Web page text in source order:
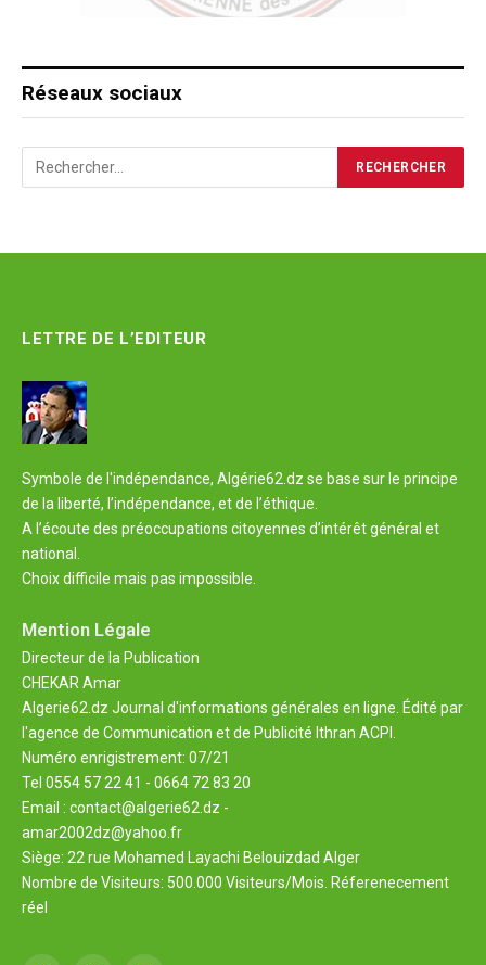
Réseaux sociaux
LETTRE DE L’EDITEUR
Symbole de l'indépendance, Algérie62.dz se base sur le principe
de la liberté, l’indépendance, et de l’éthique.
A l’écoute des préoccupations citoyennes d’intérêt général et
national.
Choix difficile mais pas impossible.
Mention Légale
Directeur de la Publication
CHEKAR Amar
Algerie62.dz Journal d'informations générales en ligne. Édité par
l'agence de Communication et de Publicité Ithran ACPI.
Numéro enrigistrement: 07/21
Tel 0554 57 22 41 - 0664 72 83 20
Email : contact@algerie62.dz -
amar2002dz@yahoo.fr
Siège: 22 rue Mohamed Layachi Belouizdad Alger
Nombre de Visiteurs: 500.000 Visiteurs/Mois. Réferenecement
réel